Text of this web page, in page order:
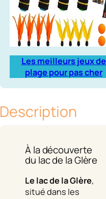
Les meilleurs jeux de
plage pour pas cher
Description
À la découverte
du lac de la Glère
Le lac de la Glère,
situé dans les